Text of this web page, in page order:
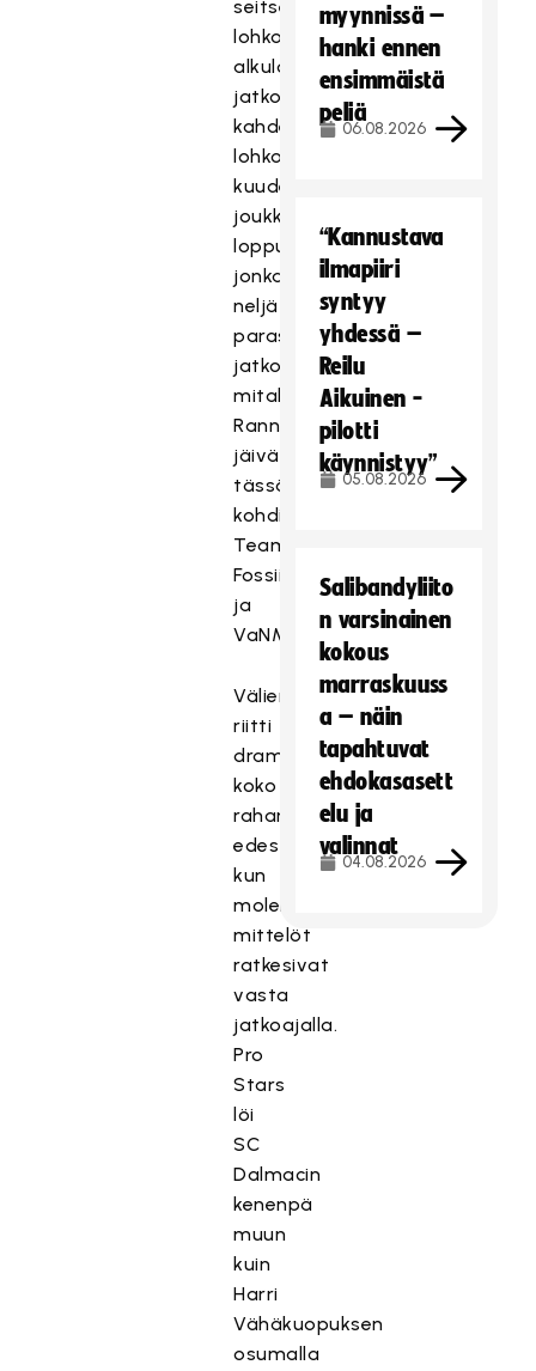
seitsemän
lohkon
alkulohkon
jatkoksi
kahdessa
lohkossa
kuuden
joukkueen
lopputurnaus,
jonka
neljä
parasta
jatkoi
mitalipeleihin.
Rannalle
jäivät
tässä
kohdin
Team
Fossiilit
ja
VaNMKY.
Välierissä
riitti
dramatiikkaa
koko
rahan
edestä,
kun
molemmat
mittelöt
ratkesivat
vasta
jatkoajalla.
Pro
Stars
löi
SC
Dalmacin
kenenpä
muun
kuin
Harri
Vähäkuopuksen
osumalla
myynnissä –
hanki ennen
ensimmäistä
peliä
06.08.2026
“Kannustava
ilmapiiri
syntyy
yhdessä –
Reilu
Aikuinen -
pilotti
käynnistyy”
05.08.2026
Salibandyliito
n varsinainen
kokous
marraskuuss
a – näin
tapahtuvat
ehdokasasett
elu ja
valinnat
04.08.2026